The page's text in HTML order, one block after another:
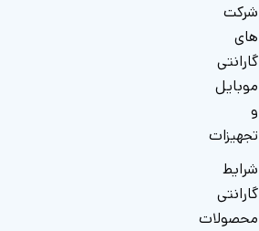
شرکت
های
گارانتی‌
موبایل
و
تجهیزات
شرایط
گارانتی
محصولات